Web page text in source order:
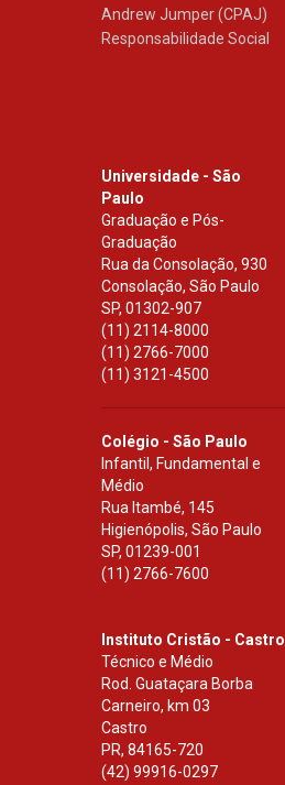
Andrew Jumper (CPAJ)
Responsabilidade Social
Universidade - São
Paulo
Graduação e Pós-
Graduação
Rua da Consolação, 930
Consolação, São Paulo
SP, 01302-907
(11) 2114-8000
(11) 2766-7000
(11) 3121-4500
Colégio - São Paulo
Infantil, Fundamental e
Médio
Rua Itambé, 145
Higienópolis, São Paulo
SP, 01239-001
(11) 2766-7600
Instituto Cristão - Castro
Técnico e Médio
Rod. Guataçara Borba
Carneiro, km 03
Castro
PR, 84165-720
(42) 99916-0297